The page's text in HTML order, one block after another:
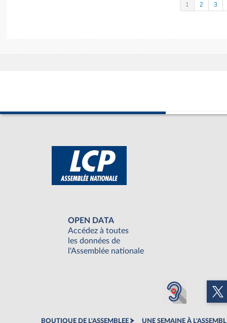
1 2 3
OPEN DATA
Accédez à toutes
les données de
l'Assemblée nationale
BOUTIQUE DE L'ASSEMBLEE UNE SEMAINE À